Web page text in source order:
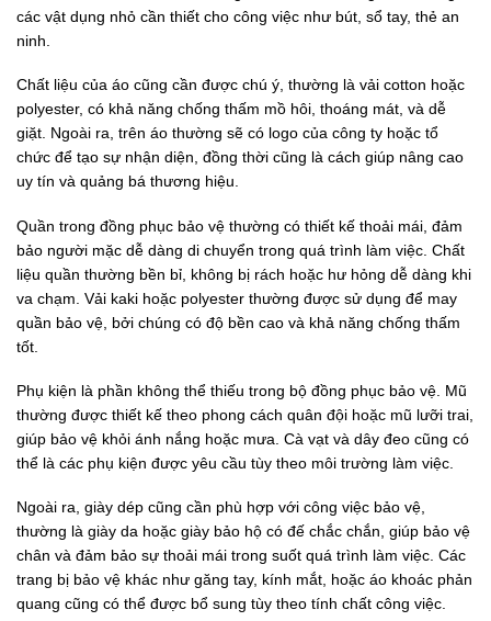
các vật dụng nhỏ cần thiết cho công việc như bút, sổ tay, thẻ an
ninh.
Chất liệu của áo cũng cần được chú ý, thường là vải cotton hoặc
polyester, có khả năng chống thấm mồ hôi, thoáng mát, và dễ
giặt. Ngoài ra, trên áo thường sẽ có logo của công ty hoặc tổ
chức để tạo sự nhận diện, đồng thời cũng là cách giúp nâng cao
uy tín và quảng bá thương hiệu.
Quần trong đồng phục bảo vệ thường có thiết kế thoải mái, đảm
bảo người mặc dễ dàng di chuyển trong quá trình làm việc. Chất
liệu quần thường bền bỉ, không bị rách hoặc hư hỏng dễ dàng khi
va chạm. Vải kaki hoặc polyester thường được sử dụng để may
quần bảo vệ, bởi chúng có độ bền cao và khả năng chống thấm
tốt.
Phụ kiện là phần không thể thiếu trong bộ đồng phục bảo vệ. Mũ
thường được thiết kế theo phong cách quân đội hoặc mũ lưỡi trai,
giúp bảo vệ khỏi ánh nắng hoặc mưa. Cà vạt và dây đeo cũng có
thể là các phụ kiện được yêu cầu tùy theo môi trường làm việc.
Ngoài ra, giày dép cũng cần phù hợp với công việc bảo vệ,
thường là giày da hoặc giày bảo hộ có đế chắc chắn, giúp bảo vệ
chân và đảm bảo sự thoải mái trong suốt quá trình làm việc. Các
trang bị bảo vệ khác như găng tay, kính mắt, hoặc áo khoác phản
quang cũng có thể được bổ sung tùy theo tính chất công việc.